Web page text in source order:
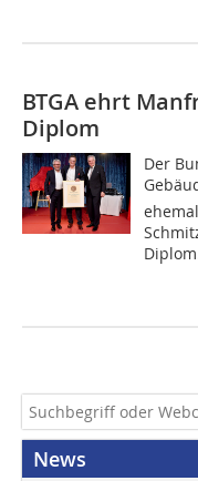
BTGA ehrt
Diplom
Der
News